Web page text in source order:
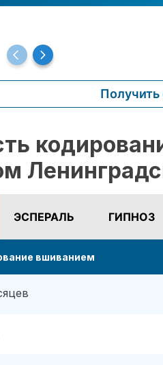
Получить
ЭСПЕРАЛЬ ГИПНОЗ
вшиванием